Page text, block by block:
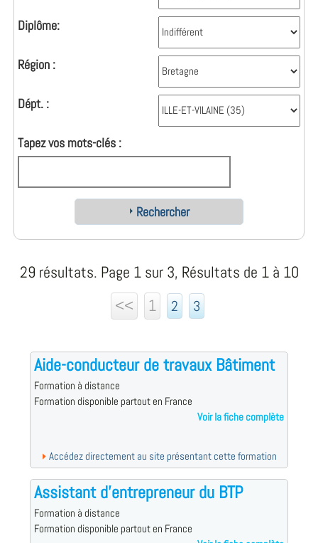
Diplôme:
Région :
Dépt. :
Tapez vos mots-clés :
Rechercher
29 résultats. Page 1 sur 3, Résultats de 1 à 10
<<
1 2 3
Aide-conducteur de travaux Bâtiment
Formation à distance
Formation disponible partout en France
Voir la fiche complète
Accédez directement au site présentant cette formation
Assistant d'entrepreneur du BTP
Formation à distance
Formation disponible partout en France